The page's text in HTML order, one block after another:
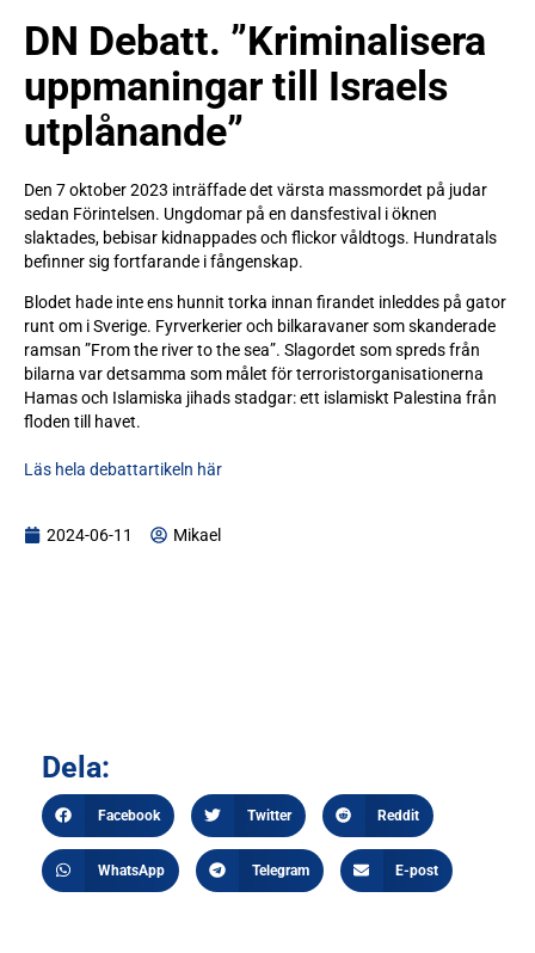
DN Debatt. ”Kriminalisera
uppmaningar till Israels
utplånande”
Den 7 oktober 2023 inträffade det värsta massmordet på judar
sedan Förintelsen. Ungdomar på en dansfestival i öknen
slaktades, bebisar kidnappades och flickor våldtogs. Hundratals
befinner sig fortfarande i fångenskap.
Blodet hade inte ens hunnit torka innan firandet inleddes på gator
runt om i Sverige. Fyrverkerier och bilkaravaner som skanderade
ramsan ”From the river to the sea”. Slagordet som spreds från
bilarna var detsamma som målet för terroristorganisationerna
Hamas och Islamiska jihads stadgar: ett islamiskt Palestina från
floden till havet.
Läs hela debattartikeln här
2024-06-11 Mikael
Dela:
Facebook Twitter Reddit
WhatsApp Telegram E-post